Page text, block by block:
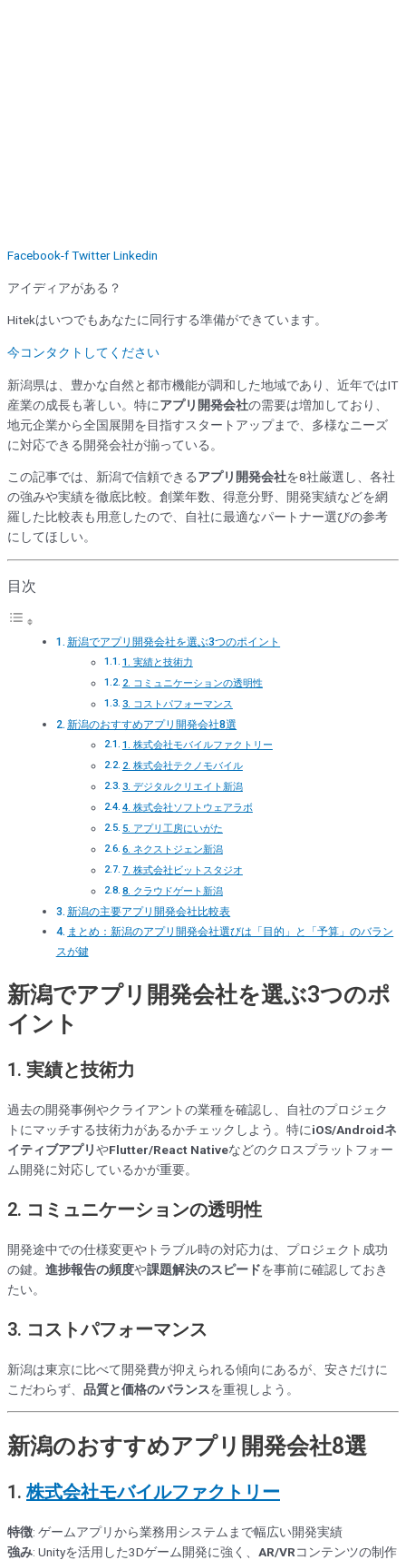
Facebook-fTwitterLinkedin
アイディアがある？
Hitekはいつでもあなたに同行する準備ができています。
今コンタクトしてください
新潟県は、豊かな自然と都市機能が調和した地域であり、近年ではIT
産業の成長も著しい。特にアプリ開発会社の需要は増加しており、
地元企業から全国展開を目指すスタートアップまで、多様なニーズ
に対応できる開発会社が揃っている。
この記事では、新潟で信頼できるアプリ開発会社を8社厳選し、各社
の強みや実績を徹底比較。創業年数、得意分野、開発実績などを網
羅した比較表も用意したので、自社に最適なパートナー選びの参考
にしてほしい。
目次
新潟でアプリ開発会社を選ぶ3つのポイント
1. 実績と技術力
2. コミュニケーションの透明性
3. コストパフォーマンス
新潟のおすすめアプリ開発会社8選
1. 株式会社モバイルファクトリー
2. 株式会社テクノモバイル
3. デジタルクリエイト新潟
4. 株式会社ソフトウェアラボ
5. アプリ工房にいがた
6. ネクストジェン新潟
7. 株式会社ビットスタジオ
8. クラウドゲート新潟
新潟の主要アプリ開発会社比較表
まとめ：新潟のアプリ開発会社選びは「目的」と「予算」のバラン
スが鍵
新潟でアプリ開発会社を選ぶ3つのポ
イント
1. 実績と技術力
過去の開発事例やクライアントの業種を確認し、自社のプロジェク
トにマッチする技術力があるかチェックしよう。特にiOS/Androidネ
イティブアプリやFlutter/React Nativeなどのクロスプラットフォー
ム開発に対応しているかが重要。
2. コミュニケーションの透明性
開発途中での仕様変更やトラブル時の対応力は、プロジェクト成功
の鍵。 進捗報告の頻度や課題解決のスピードを事前に確認しておき
たい。
3. コストパフォーマンス
新潟は東京に比べて開発費が抑えられる傾向にあるが、安さだけに
こだわらず、 品質と価格のバランスを重視しよう。
新潟のおすすめアプリ開発会社8選
1.株式会社モバイルファクトリー
特徴: ゲームアプリから業務用システムまで幅広い開発実績
強み: Unityを活用した3Dゲーム開発に強く、 AR/VRコンテンツの制作